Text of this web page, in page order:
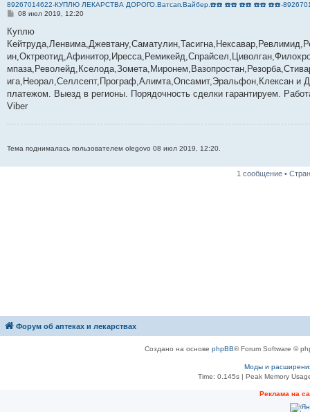
89267014622-КУПЛЮ ЛЕКАРСТВА ДОРОГО.Ватсап.Вайбер.☎️☎️ ☎️☎️ ☎️☎️ ☎️☎️ ☎️☎️-
С
о
б
щ
е
н
и
е
08 июл 2019, 12:20
Куплю
ига,Неорал,Селлсепт,Програф,Алимта,Опсамит,Эральфон,Клексан и
платежом. Выезд в регионы. Порядочность сделки гарантируем.
Viber
Тема поднималась пользователем olegovo 08 июл 2019, 12:20.
1 сообщение •
Форум об аптеках и лекарствах
Создано на основе phpBB® Forum Software ©
Моды и
Time: 0.145s| Peak Memory
Рeклама на